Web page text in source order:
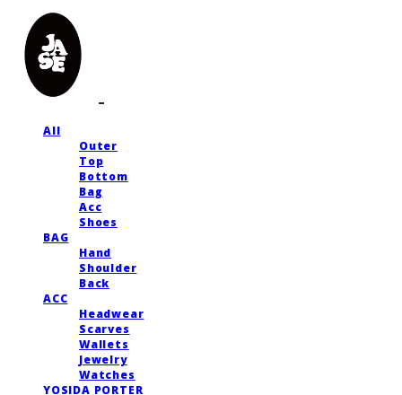
All
Outer
Top
Bottom
Bag
Acc
Shoes
BAG
Hand
Shoulder
Back
ACC
Headwear
Scarves
Wallets
Jewelry
Watches
YOSIDA PORTER